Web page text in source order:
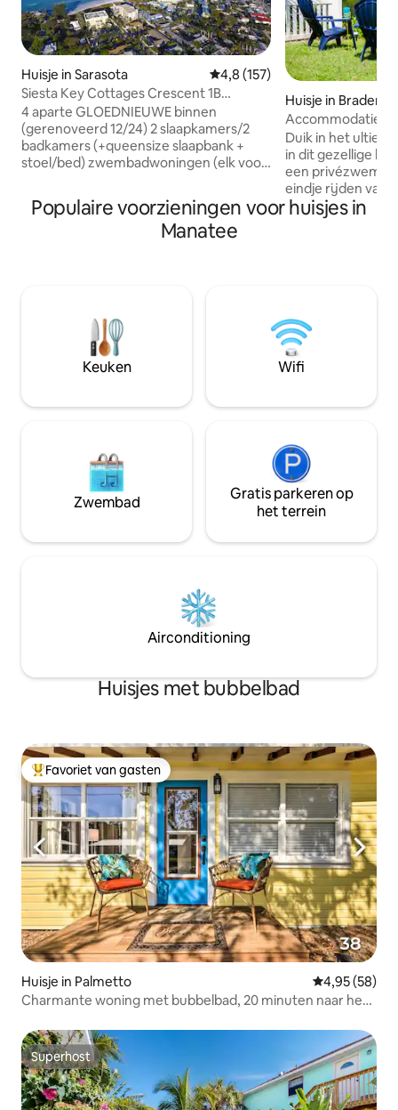
Huisje in Sarasota Gemiddelde beoordeling van
4,8 (157)
Siesta Key Cottages Crescent 1B
Beach/Pool/Hot Tub
4 aparte GLOEDNIEUWE binnen
(gerenoveerd 12/24) 2 slaapkamers/2
badkamers (+queensize slaapbank +
stoel/bed) zwembadwoningen (elk voor
LOPEN NAAR SIESTA KEY BEACH #1 in de
VS (geen grote straten om over te
steken): First Class! 2 verwarmde
vuurplaats, buitendouche, eigen
parkeerplaats: geweldige restaurants /
nachtleven op loopafstand.
Hardlopen/wandelen: je hebt kilometers
Huisje in
Accommodatie
Privézwembad •
Duik in het
in dit gezellige
een
eindje rijden van
van AMI. 2 slaapkamers/2 badkamers
met twee
wifi, werkplek,
keuken met
Perfect voor
of een
Populaire voorzieningen voor huisjes in
Manatee
Keuken Wifi
Zwembad
Gratis parkeren op
het terrein
Airconditioning
Huisjes met bubbelbad
Topfavoriet van gasten
Favoriet van gasten
Huisje in Palmetto Gemiddelde
4,95 (58)
Charmante woning met bubbelbad, 20 minuten naar het
Superhost
Superhost